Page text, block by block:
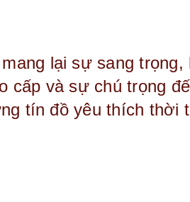
lại sự sang trọng,
cấp và sự chú trọng
tín đồ yêu thích thời